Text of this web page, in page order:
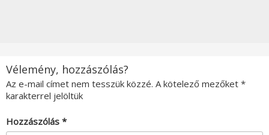
Vélemény, hozzászólás?
Az e-mail címet nem tesszük közzé. A kötelező mezőket *
karakterrel jelöltük
Hozzászólás *